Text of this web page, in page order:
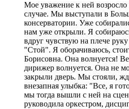
Мое уважение к ней
случае. Мы выступали в
консерватории. Уже
нам уже открыли. Я
вдруг чувствую на плече
"Стой". Я оборачиваюсь,
Борисовна. Она волнуется!
дирижер волнуется. Она не
закрыли дверь. Мы стояли,
внезапная улыбка: "Все, я
мы тогда вышли с ней на
руководила оркестром,